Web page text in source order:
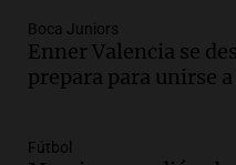
sindicato
Panorama Federal
Episodios
Audio.
La justicia
docente fallecido
Boca Juniors
Enner Valencia se
prepara para unirse
Fútbol